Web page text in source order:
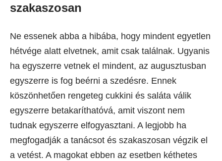
szakaszosan
Ne essenek abba a hibába, hogy mindent egyetlen
hétvége alatt elvetnek, amit csak találnak. Ugyanis
ha egyszerre vetnek el mindent, az augusztusban
egyszerre is fog beérni a szedésre. Ennek
köszönhetően rengeteg cukkini és saláta válik
egyszerre betakaríthatóvá, amit viszont nem
tudnak egyszerre elfogyasztani. A legjobb ha
megfogadják a tanácsot és szakaszosan végzik el
a vetést. A magokat ebben az esetben kéthetes